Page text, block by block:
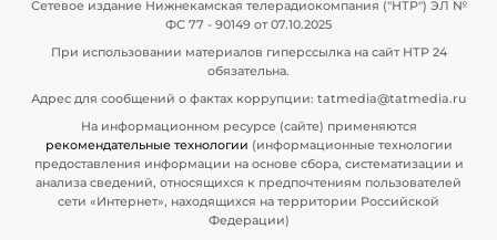
Сетевое издание Нижнекамская телерадиокомпания ("НТР") ЭЛ №
ФС 77 - 90149 от 07.10.2025
При использовании материалов гиперссылка на сайт НТР 24
обязательна.
Адрес для сообщений о фактах коррупции: tatmedia@tatmedia.ru
На информационном ресурсе (сайте) применяются
рекомендательные технологии (информационные технологии
предоставления информации на основе сбора, систематизации и
анализа сведений, относящихся к предпочтениям пользователей
сети «Интернет», находящихся на территории Российской
Федерации)